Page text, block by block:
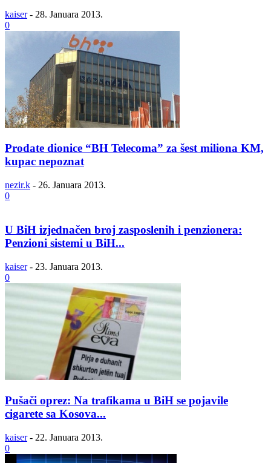
kaiser - 28. Januara 2013.
0
Prodate dionice “BH Telecoma” za šest miliona KM,
kupac nepoznat
nezir.k - 26. Januara 2013.
0
U BiH izjednačen broj zasposlenih i penzionera:
Penzioni sistemi u BiH...
kaiser - 23. Januara 2013.
0
Pušači oprez: Na trafikama u BiH se pojavile
cigarete sa Kosova...
kaiser - 22. Januara 2013.
0